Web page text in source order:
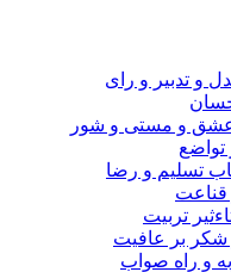
و تدبیر و رای
و مستی و شور
تواضع
تسلیم و رضا
تربیت
بر عافیت
و راه صواب